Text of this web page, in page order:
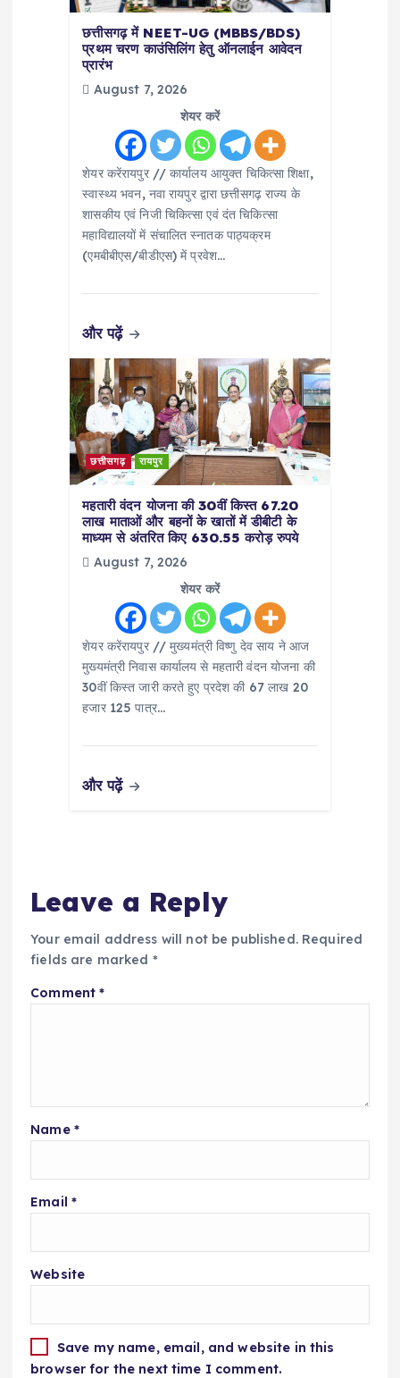
छत्तीसगढ़ में NEET-UG (MBBS/BDS)
प्रथम चरण काउंसिलिंग हेतु ऑनलाईन आवेदन
प्रारंभ
August 7, 2026
शेयर करें
शेयर करेंरायपुर // कार्यालय आयुक्त चिकित्सा शिक्षा,
स्वास्थ्य भवन, नवा रायपुर द्वारा छत्तीसगढ़ राज्य के
शासकीय एवं निजी चिकित्सा एवं दंत चिकित्सा
महाविद्यालयों में संचालित स्नातक पाठ्यक्रम
(एमबीबीएस/बीडीएस) में प्रवेश…
और पढ़ें
छत्तीसगढ़ रायपुर
महतारी वंदन योजना की 30वीं किस्त 67.20
लाख माताओं और बहनों के खातों में डीबीटी के
माध्यम से अंतरित किए 630.55 करोड़ रुपये
August 7, 2026
शेयर करें
शेयर करेंरायपुर // मुख्यमंत्री विष्णु देव साय ने आज
मुख्यमंत्री निवास कार्यालय से महतारी वंदन योजना की
30वीं किस्त जारी करते हुए प्रदेश की 67 लाख 20
हजार 125 पात्र…
और पढ़ें
Leave a Reply
Your email address will not be published. Required
fields are marked *
Comment*
Name *
Email *
Website
Save my name, email, and website in this
browser for the next time I comment.